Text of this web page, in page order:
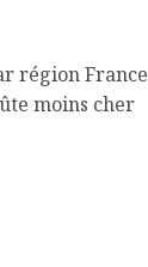
région France
moins cher